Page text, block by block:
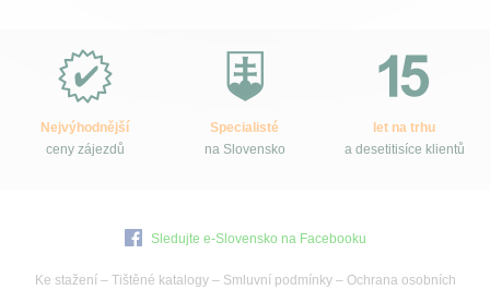
Slovensko.cz?
Nejvýhodnější
ceny zájezdů
Specialisté
na Slovensko
let na trhu
a desetitisíce klientů
Sledujte e-Slovensko na Facebooku
Ke stažení – Tištěné katalogy– Smluvní podmínky– Ochrana osobních